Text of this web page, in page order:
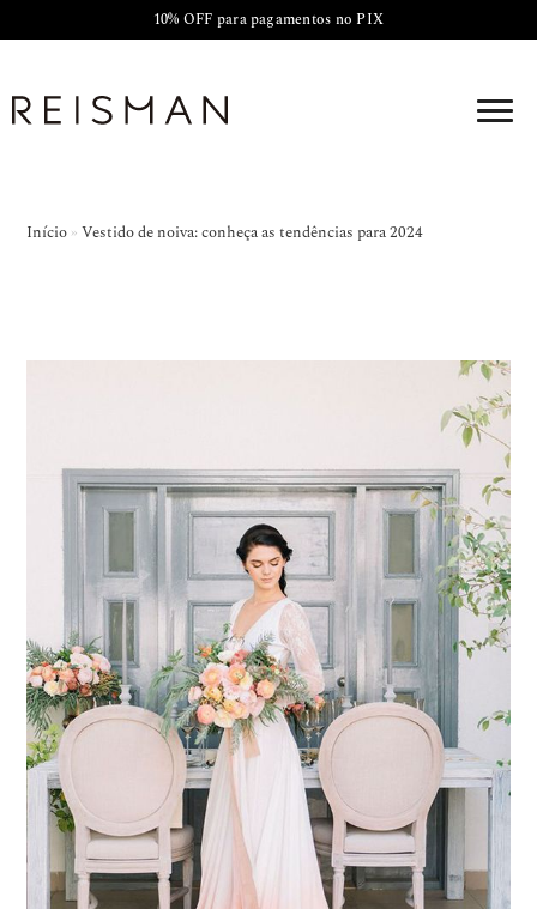
10% OFF para pagamentos no PIX
Início »Vestido de noiva: conheça as tendências para 2024